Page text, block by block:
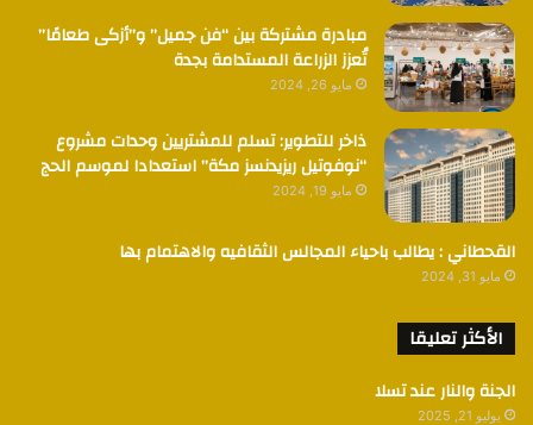
مبادرة مشتركة بين “فن جميل” و”أزكى طعامًا”
تُعزز الزراعة المستدامة بجدة
مايو 26, 2024
ذاخر للتطوير: تسلم للمشتريين وحدات مشروع
“نوفوتيل ريزيدنسز مكة” استعدادا لموسم الحج
مايو 19, 2024
القحطاني : يطالب باحياء المجالس الثقافيه والاهتمام بها
مايو 31, 2024
الأكثر تعليقا
الجنة والنار عند تسلا
يوليو 21, 2025